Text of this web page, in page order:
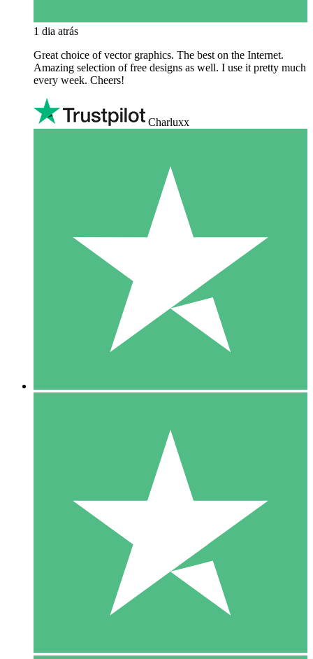
1 dia atrás
Great choice of vector graphics. The best on the Internet.
Amazing selection of free designs as well. I use it pretty much
every week. Cheers!
Charluxx